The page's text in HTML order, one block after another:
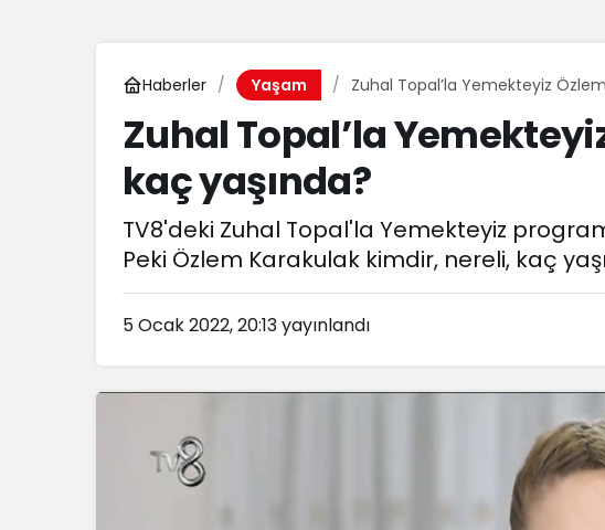
Haberler Yaşam Zuhal Topal’la Yemekteyiz
Zuhal Topal’la
kaç yaşında?
TV8'deki Zuhal Topal'la Yemekteyiz
Peki Özlem Karakulak kimdir, nereli, kaç
5 Ocak 2022, 20:13yayınlandı